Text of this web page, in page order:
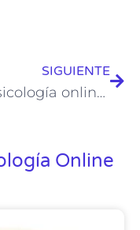
SIGUIENTE
La psicología online para niños y adolescentes: Ayuda para el bienestar emocional y mental
Online